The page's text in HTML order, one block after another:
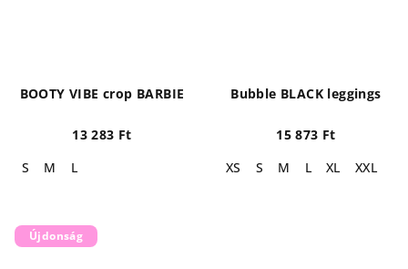
BOOTY VIBE crop BARBIE
13 283 Ft
S
M L
Bubble BLACK leggings
15 873 Ft
XS
S M L XL XXL
Újdonság